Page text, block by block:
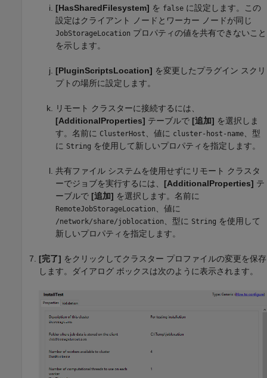
[HasSharedFilesystem] を false に設定します。この
設定はクライアント ノードとワーカー ノードが同じ
JobStorageLocation プロパティの値を共有できないこと
を示します。
[PluginScriptsLocation] を変更したプラグイン スクリ
プトの場所に設定します。
リモート クラスターに接続するには、
[AdditionalProperties] テーブルで [追加] を選択しま
す。名前に ClusterHost 、値に cluster-host-name 、型
に String を使用して新しいプロパティを指定します。
共有ファイル システムを使用せずにリモート クラスタ
ーでジョブを実行するには、 [AdditionalProperties] テ
ーブルで [追加] を選択します。名前に
RemoteJobStorageLocation 、値に
/network/share/joblocation 、型に String を使用して
新しいプロパティを指定します。
[完了] をクリックしてクラスター プロファイルの変更を保存
します。ダイアログ ボックスは次のように表示されます。